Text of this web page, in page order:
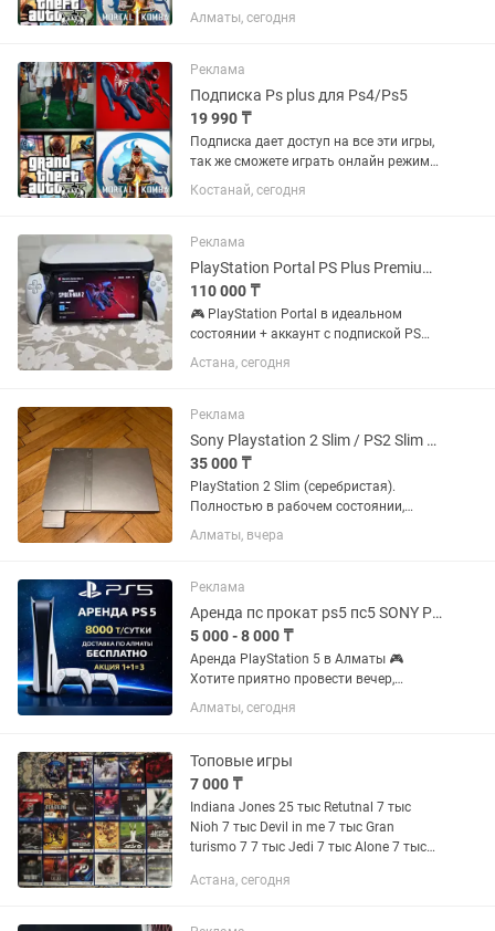
Хорошо сэкономитьте если купите
подписку. Mortal Kombat 1, Cyberpunk
Morales (2020)...
Алматы, сегодня
Реклама
Подписка Ps plus для Ps4/Ps5
19 990 ₸
Подписка дает доступ на все эти игры,
так же сможете играть онлайн режиме.
Хорошо сэкономитьте если купите
подписку. Mortal Kombat 1, Cyberpunk
Morales (2020)...
Костанай, сегодня
Реклама
PlayStation Portal PS Plus Premium на год Работает БЕЗ PS5
110 000 ₸
🎮 PlayStation Portal в идеальном
состоянии + аккаунт с подпиской PS
Plus Premium на целый год в придачу!
🔥 Главное: PS5 НЕ НУЖНА! Благодаря
нужен только Wi-Fi....
Астана, сегодня
Реклама
Sony Playstation 2 Slim / PS2 Slim серебристый
35 000 ₸
PlayStation 2 Slim (серебристая).
Полностью в рабочем состоянии,
диски читаются, всё проверено. В
комплекте: •Консоль PS2 Slim •Два
питания •Оригинальный...
Алматы, вчера
Реклама
Аренда пс прокат ps5 пс5 SONY PlayStation сони плейстейшн на дом
5 000 - 8 000 ₸
Аренда PlayStation 5 в Алматы 🎮
Хотите приятно провести вечер,
устроить игровой марафон или
порадовать гостей? Предлагаем
и с большим выбором игр ✨
Стоимость...
Алматы, сегодня
Топовые игры
7 000 ₸
Indiana Jones 25 тыс Retutnal 7 тыс
Nioh 7 тыс Devil in me 7 тыс Gran
turismo 7 7 тыс Jedi 7 тыс Alone 7 тыс
тыс Mortal kombat 7 тыс Demons souls 7
Астана, сегодня